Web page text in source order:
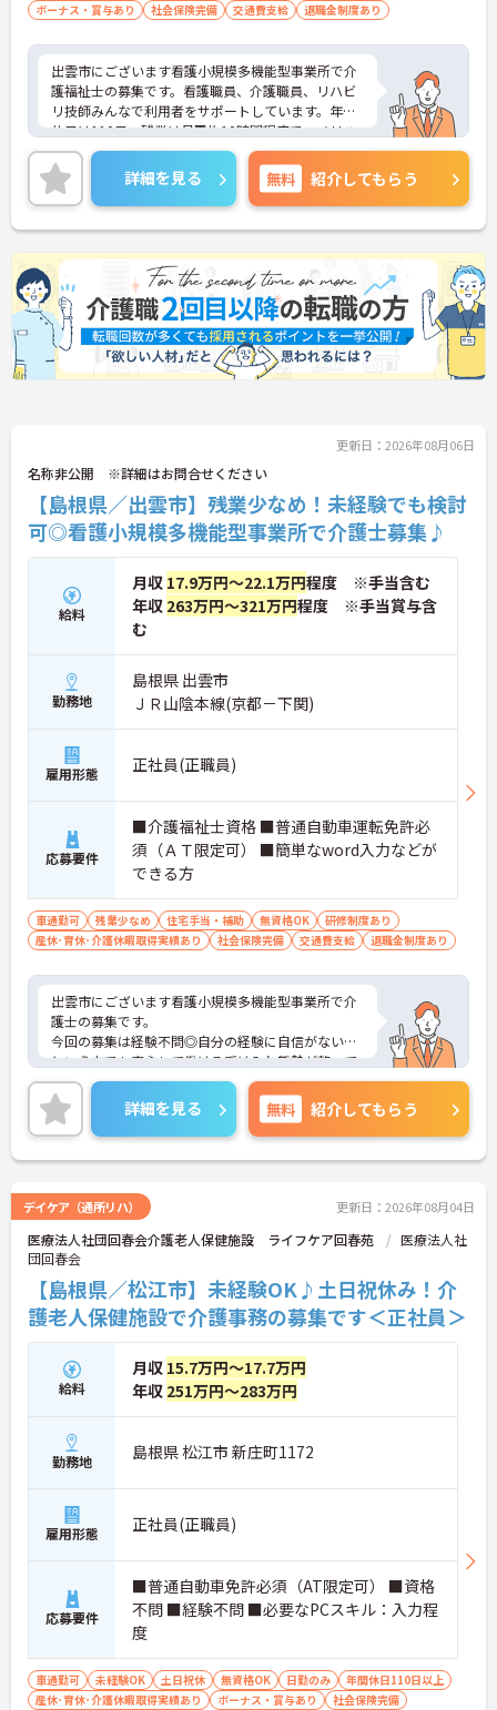
ボーナス・賞与あり
社会保険完備 交通費支給 退職金制度あり
出雲市にございます看護小規模多機能型事業所で介
護福祉士の募集です。看護職員、介護職員、リハビ
リ技師みんなで利用者をサポートしています。年間
休日は110日、残業は月平均10時間程度で、メリハ
リのある勤務が可能です。フルタイムパートや嘱託
職員等、ライフスタイルにあわせた多様な就業形態
があり、長く安心してお勤めいただけます。ご興味
ある方には、面接対策ポイントなど、さらに詳細を
お話しいたしますのでお気軽にご相談ください。
詳細を見る 無料 紹介してもらう
更新日：2026年08月06日
名称非公開 ※詳細はお問合せください
【島根県／出雲市】残業少なめ！未経験でも検討
可◎看護小規模多機能型事業所で介護士募集♪
給料
月収 17.9万円～22.1万円程度 ※手当含む
年収 263万円～321万円程度 ※手当賞与含
む
勤務地
島根県 出雲市
ＪＲ山陰本線(京都－下関)
雇用形態 正社員(正職員)
応募要件
■介護福祉士資格 ■普通自動車運転免許必
須（ＡＴ限定可） ■簡単なword入力などが
できる方
車通勤可 残業少なめ 住宅手当・補助 無資格OK
研修制度あり
産休･育休･介護休暇取得実績あり
社会保険完備 交通費支給 退職金制度あり
出雲市にございます看護小規模多機能型事業所で介
護士の募集です。
今回の募集は経験不問◎自分の経験に自信がない…
という方でも安心して働ける受け入れ態勢が整って
います！
残業少なめなので、メリハリをつけた勤務も可能で
す！
ご興味ある方には、面接対策ポイントなど、さらに
詳細をお話しいたしますのでお気軽にご相談くださ
詳細を見る 無料 紹介してもらう
デイケア（通所リハ） 更新日：2026年08月04日
医療法人社団回春会介護老人保健施設 ライフケア回春苑
医療法人社
団回春会
【島根県／松江市】未経験OK♪土日祝休み！介
護老人保健施設で介護事務の募集です＜正社員＞
給料
月収 15.7万円～17.7万円
年収 251万円～283万円
勤務地 島根県 松江市 新庄町1172
雇用形態 正社員(正職員)
応募要件
■普通自動車免許必須（AT限定可） ■資格
不問 ■経験不問 ■必要なPCスキル：入力程
度
車通勤可 未経験OK 土日祝休 無資格OK 日勤のみ
年間休日110日以上
産休･育休･介護休暇取得実績あり
ボーナス・賞与あり
社会保険完備